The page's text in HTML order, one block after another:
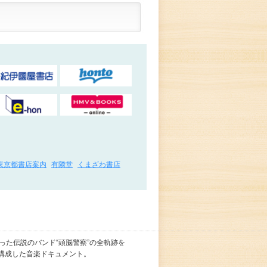
京都書店案内 有隣堂 くまざわ書店
伝説のバンド“頭脳警察”の全軌跡を
した音楽ドキュメント。